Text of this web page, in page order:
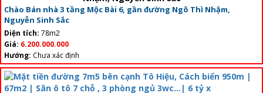
Chào Bán nhà 3 tầng Mộc Bài 6, gần đường Ngô Thì Nhậm,
Nguyễn Sinh Sắc
Diện tích: 78m2
Giá: 6.200.000.000
Hướng: Chưa xác định